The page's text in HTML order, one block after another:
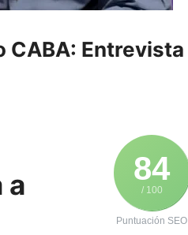
CABA: Entrevista
84
/ 100
Puntuación SEO
a